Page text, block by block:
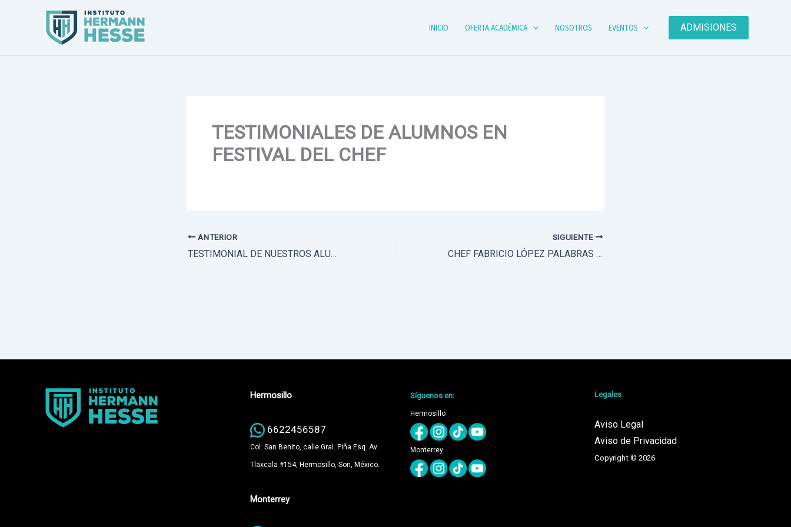
INICIO OFERTA ACADÉMICA NOSOTROS EVENTOS ADMISIONES
TESTIMONIALES DE ALUMNOS EN
FESTIVAL DEL CHEF
ANTERIOR
TESTIMONIAL DE NUESTROS ALUMNOS EN FESTIVAL DEL CHEF
SIGUIENTE
CHEF FABRICIO LÓPEZ PALABRAS DE AGRADECIMIENTO A ALUMNOS
Hermosillo
6622456587
Col. San Benito, calle Gral. Piña Esq. Av.
Tlaxcala #154, Hermosillo, Son, México.
Monterrey
Síguenos en:
Hermosillo
Monterrey
Legales
Aviso Legal
Aviso de Privacidad
Copyright © 2026